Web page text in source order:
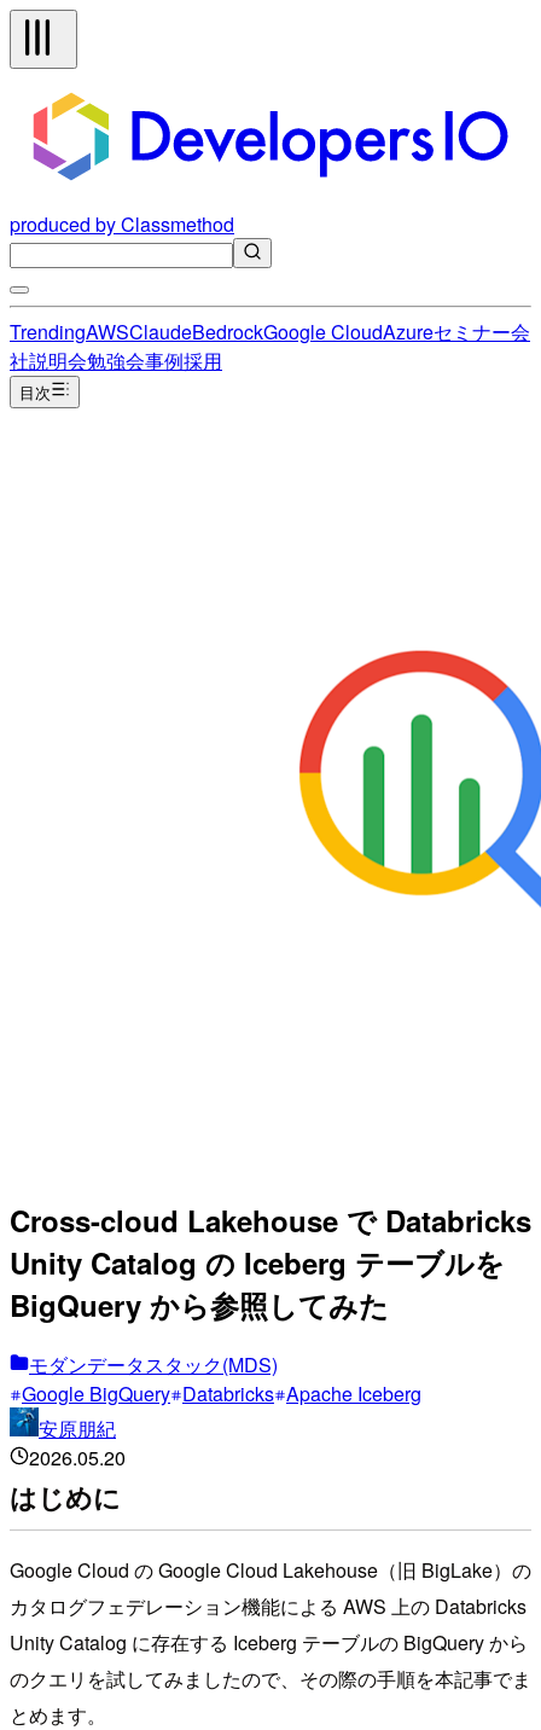
produced by Classmethod
TrendingAWSClaudeBedrockGoogle CloudAzureセミナー会
社説明会勉強会事例採用
目次
Cross-cloud Lakehouse で Databricks
Unity Catalog の Iceberg テーブルを
BigQuery から参照してみた
モダンデータスタック(MDS)
Google BigQuery Databricks Apache Iceberg
安原朋紀
2026.05.20
はじめに
Google Cloud の Google Cloud Lakehouse（旧 BigLake）の
カタログフェデレーション機能による AWS 上の Databricks
Unity Catalog に存在する Iceberg テーブルの BigQuery から
のクエリを試してみましたので、その際の手順を本記事でま
とめます。